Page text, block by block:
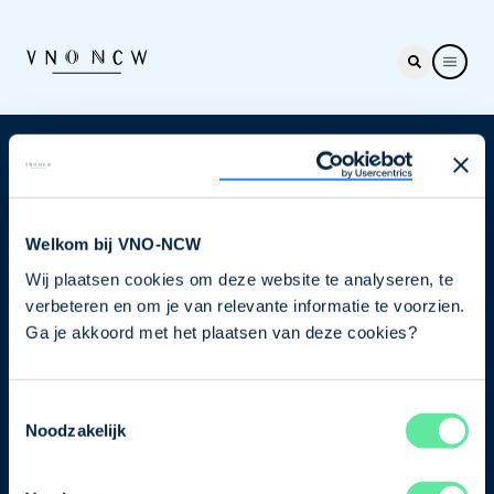
Welkom bij VNO-NCW
Wij plaatsen cookies om deze website te analyseren, te
verbeteren en om je van relevante informatie te voorzien.
Ga je akkoord met het plaatsen van deze cookies?
Noodzakelijk
Nieuwsbrief
je nu in voor de VNO-NCW nieuwsbrief.
Schrijf je in
Direct naar
Ons verhaal